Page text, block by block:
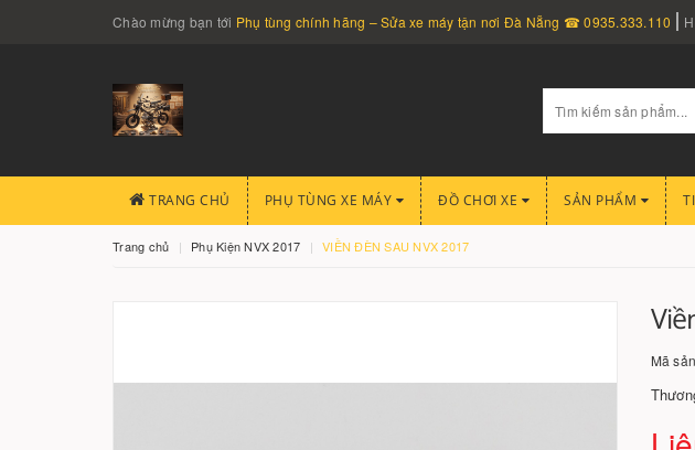
Chào mừng bạn tới Phụ tùng chính hãng – Sửa xe máy tận nơi Đà Nẵng ☎ 0935.333.110
TRANG CHỦ PHỤ TÙNG XE MÁY ĐỒ CHƠI XE SẢN PHẨM
Trang chủ Phụ Kiện NVX 2017 VIỀN ĐÈN SAU NVX 2017
Mã